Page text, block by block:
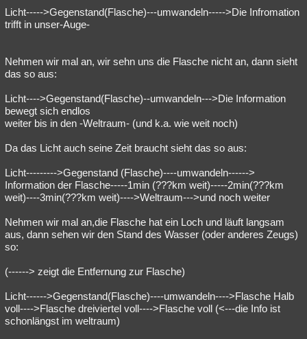
Licht----->Gegenstand(Flasche)---umwandeln----->Die Infromation
trifft in unser-Auge-
Nehmen wir mal an, wir sehn uns die Flasche nicht an, dann sieht
das so aus:
Licht---->Gegenstand(Flasche)--umwandeln--->Die Information
bewegt sich endlos
weiter bis in den -Weltraum- (und k.a. wie weit noch)
Da das Licht auch seine Zeit braucht sieht das so aus:
Licht--------->Gegenstand (Flasche)----umwandeln------>
Information der Flasche-----1min (???km weit)-----2min(???km
weit)----3min(???km weit)---->Weltraum--->und noch weiter
Nehmen wir mal an,die Flasche hat ein Loch und läuft langsam
aus, dann sehen wir den Stand des Wasser (oder anderes Zeugs)
so:
(------> zeigt die Entfernung zur Flasche)
Licht------>Gegenstand(Flasche)----umwandeln---->Flasche Halb
voll---->Flasche dreiviertel voll---->Flasche voll (<---die Info ist
schonlängst im weltraum)